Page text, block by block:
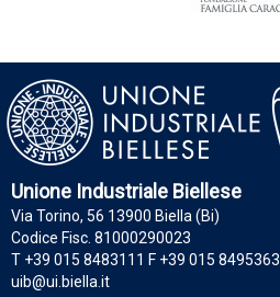
Unione Industriale Biellese
Via Torino, 56 13900 Biella (Bi)
Codice Fisc. 81000290023
T +39 015 8483111 F +39 015 8495363
uib@ui.biella.it